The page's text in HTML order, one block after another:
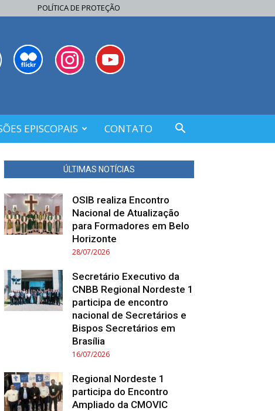
POLÍTICA DE PROTEÇÃO
EPISCOPAIS CONTATO
ÚLTIMAS NOTÍCIAS
OSIB realiza Encontro
Nacional de Atualização
para Formadores em Belo
Horizonte
28/07/2026
Secretário Executivo da
CNBB Regional Nordeste 1
participa de encontro
nacional de Secretários e
Bispos Secretários em
Brasília
16/07/2026
Regional Nordeste 1
participa do Encontro
Ampliado da CMOVIC